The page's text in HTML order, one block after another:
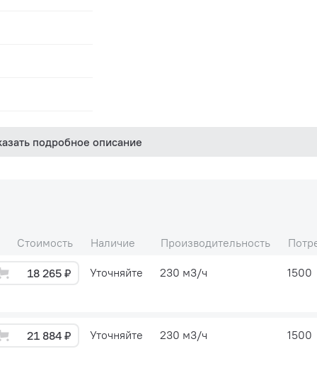
подробное описание
Стоимость Наличие Производительность
18 265 ₽ Уточняйте 230 м3/ч 1500
21 884 ₽ Уточняйте 230 м3/ч 1500